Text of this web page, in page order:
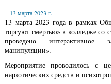
13 марта 2023 г.
13 марта 2023 года в рамках
торгуют смертью» в колледже со
проведено интерактивное
манипуляции».
Мероприятие проводилось с
наркотических средств и